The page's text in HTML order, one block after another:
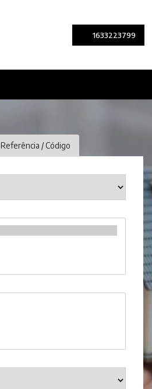
1633223799
Referência / Código